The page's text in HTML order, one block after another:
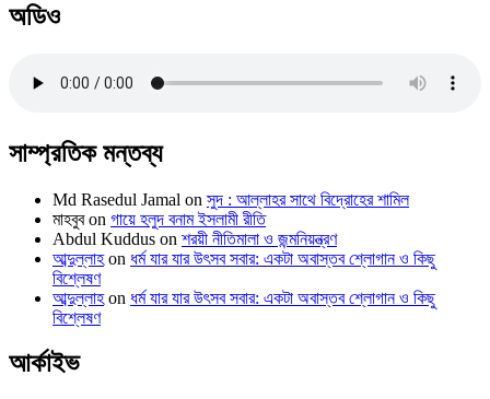
অডিও
সাম্প্রতিক মন্তব্য
Md Rasedul Jamal on সুদ : আল্লাহর সাথে বিদ্রোহের শামিল
মাহবুবon গায়ে হলুদ বনাম ইসলামী রীতি
Abdul Kuddus on শরয়ী নীতিমালা ও জন্মনিয়ন্ত্রণ
আব্দুল্লাহon ধর্ম যার যার উৎসব সবার: একটা অবাস্তব শ্লোগান ও কিছু
বিশ্লেষণ
আব্দুল্লাহon ধর্ম যার যার উৎসব সবার: একটা অবাস্তব শ্লোগান ও কিছু
বিশ্লেষণ
আর্কাইভ